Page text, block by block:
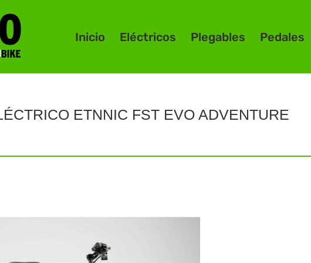
Inicio Eléctricos Plegables Pedales
ETNNIC FST EVO ADVENTURE